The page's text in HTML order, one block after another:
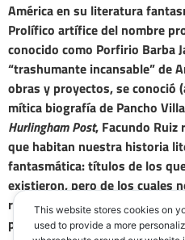
América en su literatura
Prolífico artífice del nombre
conocido como Porfirio Barba
“trashumante incansable” de
obras y proyectos, se conoció
mítica biografía de Pancho
Hurlingham Post, Facundo Ruiz
que habitan nuestra historia
fantasmática: títulos de los
existieron, pero de los cuales
relato hecho continente.
por Facundo Ruiz
This website stores cookies on
used to provide a more